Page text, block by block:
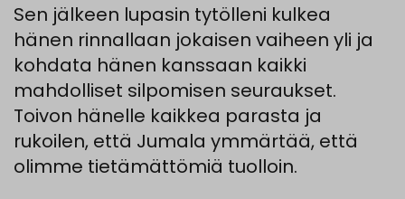
Sen jälkeen lupasin tytölleni kulkea
hänen rinnallaan jokaisen vaiheen yli ja
kohdata hänen kanssaan kaikki
mahdolliset silpomisen seuraukset.
Toivon hänelle kaikkea parasta ja
rukoilen, että Jumala ymmärtää, että
olimme tietämättömiä tuolloin.